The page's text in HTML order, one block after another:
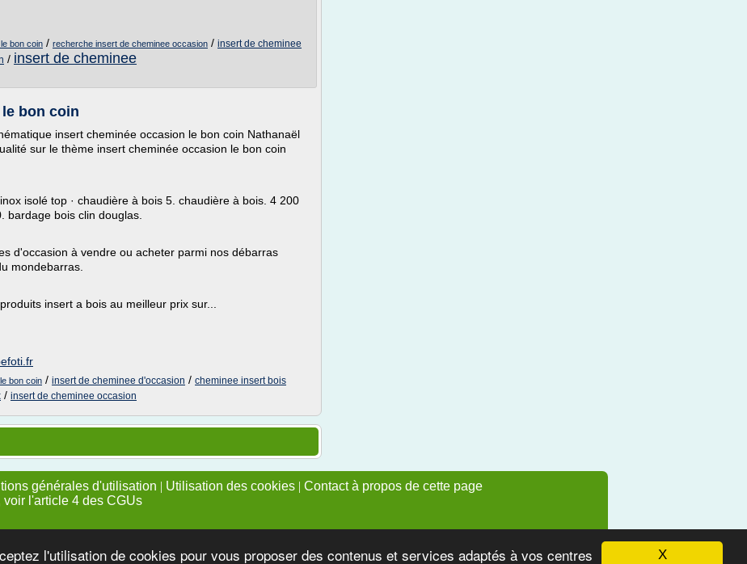
X
l'utilisation de cookies pour vous proposer des contenus et services adaptés à vos centres
bon coin / recherche insert de cheminee occasion / insert de cheminee
/ insert de cheminee
bon coin
insert cheminée occasion le bon coin Nathanaël
sur le thème insert cheminée occasion le bon coin
isolé top · chaudière à bois 5. chaudière à bois. 4 200
bardage bois clin douglas.
d'occasion à vendre ou acheter parmi nos débarras
mondebarras.
insert a bois au meilleur prix sur...
bon coin / insert de cheminee d'occasion / cheminee insert bois
/ insert de cheminee occasion
générales d'utilisation | Utilisation des cookies | Contact à propos de cette page
voir l'article 4 des CGUs